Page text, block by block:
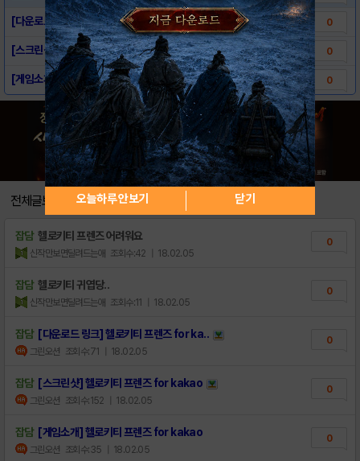
[다운로드 링크] 헬로키티 프렌즈 for ka.. 0
[스크린샷] 헬로키티 프렌즈 for kakao 0
[게임소개] 헬로키티 프렌즈 for kakao 0
전체글보기
잡담 헬로키티 프렌즈 어려워요
신작만보면달려드는애 조회수:42 | 18.02.05
0
잡담 헬로키티 귀엽당..
신작만보면달려드는애 조회수:11 | 18.02.05
0
잡담 [다운로드 링크] 헬로키티 프렌즈 for ka..
그린오션 조회수:71 | 18.02.05
0
잡담 [스크린샷] 헬로키티 프렌즈 for kakao
그린오션 조회수:152 | 18.02.05
0
잡담 [게임소개] 헬로키티 프렌즈 for kakao
그린오션 조회수:35 | 18.02.05
0
오늘하루 안보기 닫기